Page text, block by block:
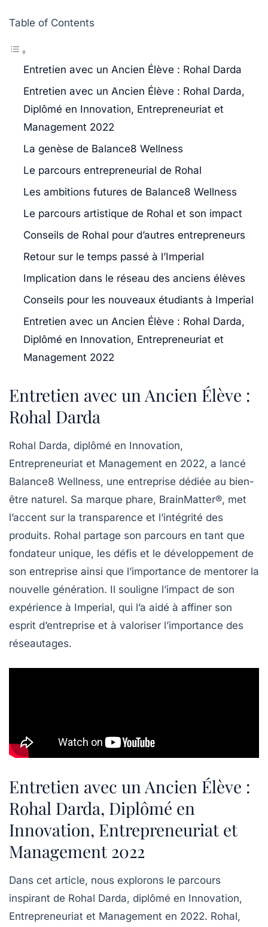
Table of Contents
Entretien avec un Ancien Élève : Rohal Darda
Entretien avec un Ancien Élève : Rohal Darda,
Diplômé en Innovation, Entrepreneuriat et
Management 2022
La genèse de Balance8 Wellness
Le parcours entrepreneurial de Rohal
Les ambitions futures de Balance8 Wellness
Le parcours artistique de Rohal et son impact
Conseils de Rohal pour d’autres entrepreneurs
Retour sur le temps passé à l’Imperial
Implication dans le réseau des anciens élèves
Conseils pour les nouveaux étudiants à Imperial
Entretien avec un Ancien Élève : Rohal Darda,
Diplômé en Innovation, Entrepreneuriat et
Management 2022
Entretien avec un Ancien Élève :
Rohal Darda
Rohal Darda, diplômé en Innovation,
Entrepreneuriat et Management en 2022, a lancé
Balance8 Wellness, une entreprise dédiée au bien-
être naturel. Sa marque phare, BrainMatter®, met
l’accent sur la transparence et l’intégrité des
produits. Rohal partage son parcours en tant que
fondateur unique, les défis et le développement de
son entreprise ainsi que l’importance de mentorer la
nouvelle génération. Il souligne l’impact de son
expérience à Imperial, qui l’a aidé à affiner son
esprit d’entreprise et à valoriser l’importance des
réseautages.
Entretien avec un Ancien Élève :
Rohal Darda, Diplômé en
Innovation, Entrepreneuriat et
Management 2022
Dans cet article, nous explorons le parcours
inspirant de Rohal Darda, diplômé en Innovation,
Entrepreneuriat et Management en 2022. Rohal,